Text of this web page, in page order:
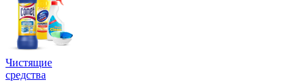
Чистящие
средства